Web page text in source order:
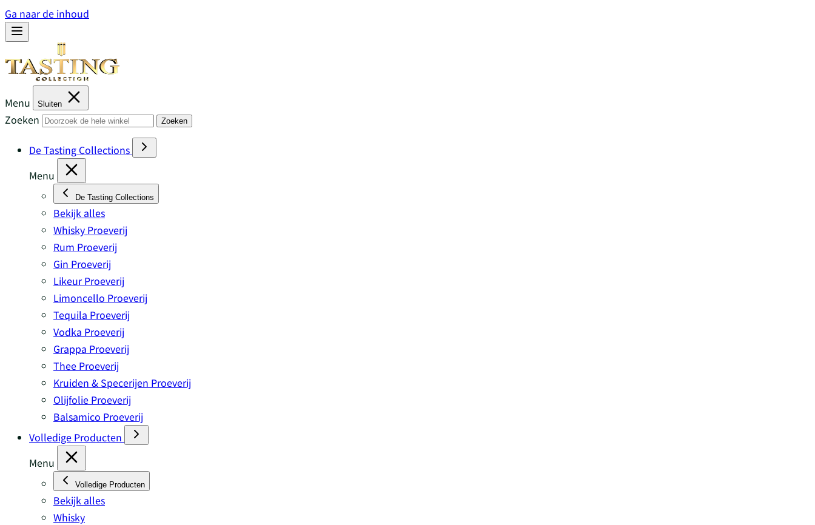
Ga naar de inhoud
Menu Sluiten
Zoeken Zoeken
De Tasting Collections
Menu
De Tasting Collections
Bekijk alles
Whisky Proeverij
Rum Proeverij
Gin Proeverij
Likeur Proeverij
Limoncello Proeverij
Tequila Proeverij
Vodka Proeverij
Grappa Proeverij
Thee Proeverij
Kruiden & Specerijen Proeverij
Olijfolie Proeverij
Balsamico Proeverij
Volledige Producten
Menu
Volledige Producten
Bekijk alles
Whisky